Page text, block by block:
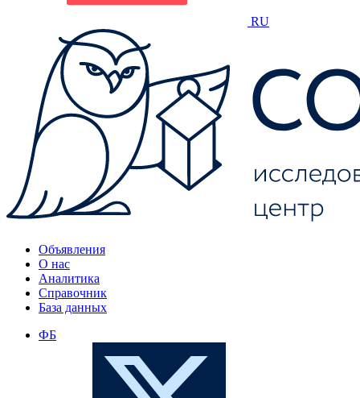
RU
Объявления
О нас
Аналитика
Справочник
База данных
ФБ